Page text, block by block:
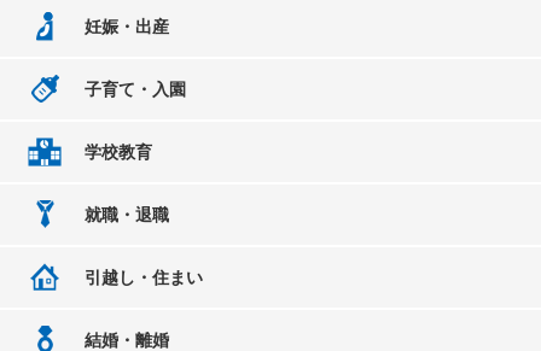
妊娠・出産
子育て・入園
学校教育
就職・退職
引越し・住まい
結婚・離婚